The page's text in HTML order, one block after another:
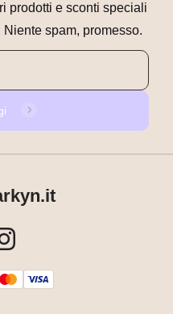
prodotti e sconti speciali
spam, promesso.